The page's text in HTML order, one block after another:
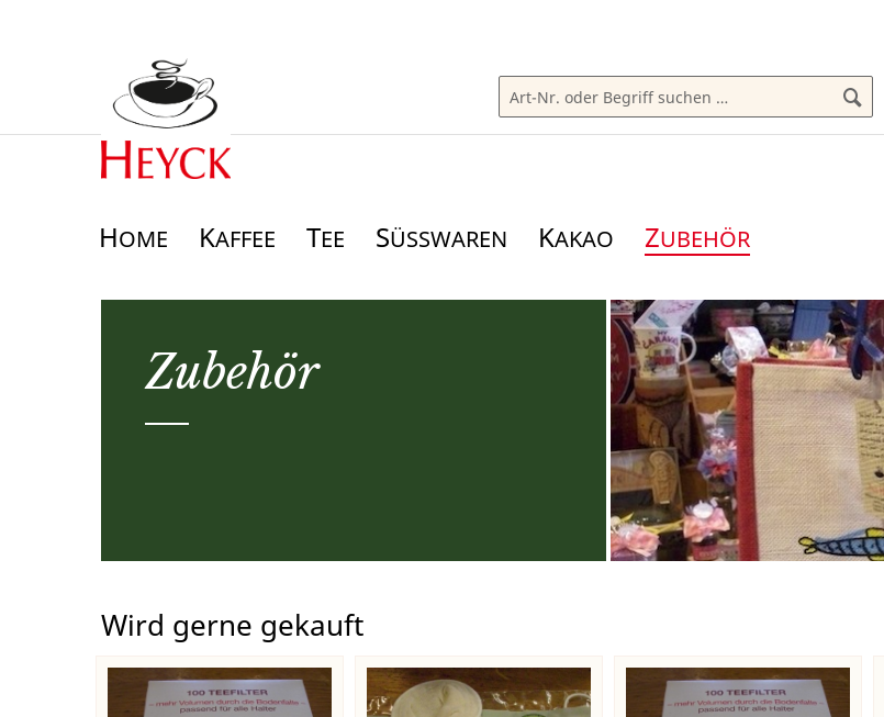
HOME KAFFEE TEE SÜSSWAREN KAKAO ZUBEHÖR
Zubehör
Wird gerne gekauft